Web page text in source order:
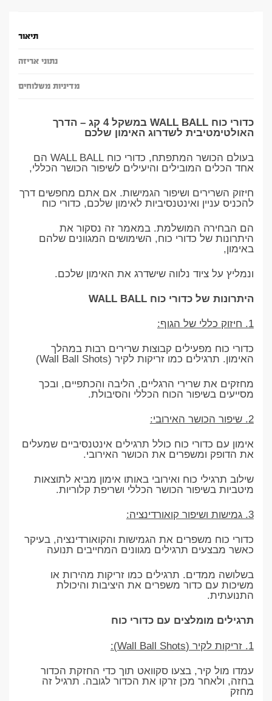
תיאור
נתוני אריזה
מדיניות משלוחים
כדורי כוח WALL BALL במשקל 4 קג – הדרך
האולטימטיבית לשדרוג האימון שלכם
בעולם הכושר המתפתח, כדורי כוח WALL BALL הם
אחד הכלים המובילים והיעילים לשיפור הכושר הכללי,
חיזוק השרירים ושיפור הגמישות. אם אתם מחפשים דרך
להכניס עניין ואינטנסיביות לאימון שלכם, כדורי כוח
הם הבחירה המושלמת. במאמר זה נסקור את
היתרונות של כדורי כוח, השימושים המגוונים שלהם
באימון,
ונמליץ על ציוד נלווה שישדרג את האימון שלכם.
היתרונות של כדורי כוח WALL BALL
1. חיזוק כללי של הגוף:
כדורי כוח מפעילים קבוצות שרירים רבות במהלך
האימון. תרגילים כמו זריקות לקיר (Wall Ball Shots)
מחזקים את שרירי הרגליים, הליבה והכתפיים, ובכך
מסייעים בשיפור הכוח הכללי והסיבולת.
2. שיפור הכושר האירובי:
אימון עם כדורי כוח כולל תרגילים אינטנסיביים שמעלים
את הדופק ומשפרים את הכושר האירובי.
שילוב תרגילי כוח ואירובי באותו אימון מביא לתוצאות
מיטביות בשיפור הכושר הכללי ושריפת קלוריות.
3. גמישות ושיפור קואורדינציה:
כדורי כוח משפרים את הגמישות והקואורדינציה, בעיקר
כאשר מבצעים תרגילים מגוונים המחייבים תנועה
בשלושה ממדים. תרגילים כמו זריקות מהירות או
משיכות עם כדור משפרים את היציבות והיכולת
התנועתית.
תרגילים מומלצים עם כדורי כוח
1. זריקות לקיר (Wall Ball Shots):
עמדו מול קיר, בצעו סקוואט תוך כדי החזקת הכדור
בחזה, ולאחר מכן זרקו את הכדור לגובה. תרגיל זה
מחזק